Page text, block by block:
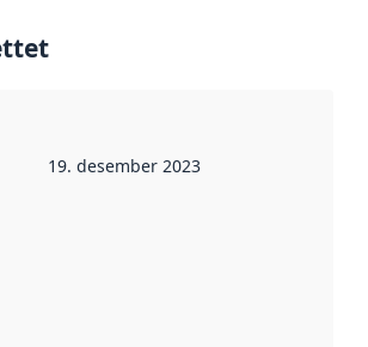
datoen
ble
ha
19. desember 2023